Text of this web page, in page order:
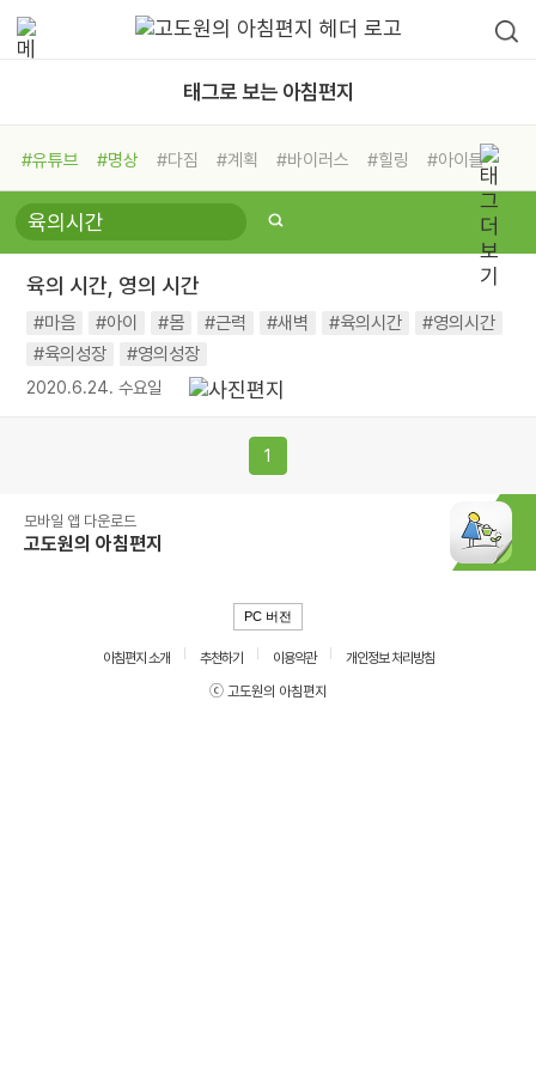
태그로 보는 아침편지
#유튜브 #명상 #다짐 #계획 #바이러스 #힐링
#아이들
#비전캠프
#독서캠프 #삶
#희망
#나눔 #친구 #링컨학교
#독서
#건강 #면역력
육의 시간, 영의 시간
#마음 #아이 #몸 #근력 #새벽 #육의시간
#영의시간
#육의성장
#영의성장
2020.6.24. 수요일
1
모바일 앱 다운로드
고도원의 아침편지
PC 버전
아침편지 소개 추천하기 이용약관
개인정보 처리방침
ⓒ 고도원의 아침편지